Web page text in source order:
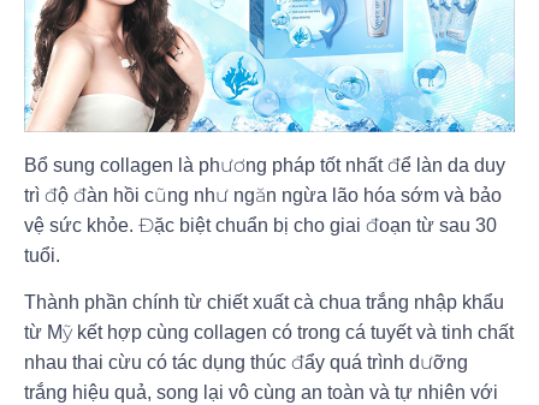
Bổ sung collagen là phương pháp tốt nhất để làn da duy
trì độ đàn hồi cũng như ngăn ngừa lão hóa sớm và bảo
vệ sức khỏe. Đặc biệt chuẩn bị cho giai đoạn từ sau 30
tuổi.
Thành phần chính từ chiết xuất cà chua trắng nhập khẩu
từ Mỹ kết hợp cùng collagen có trong cá tuyết và tinh chất
nhau thai cừu có tác dụng thúc đẩy quá trình dưỡng
trắng hiệu quả, song lại vô cùng an toàn và tự nhiên với